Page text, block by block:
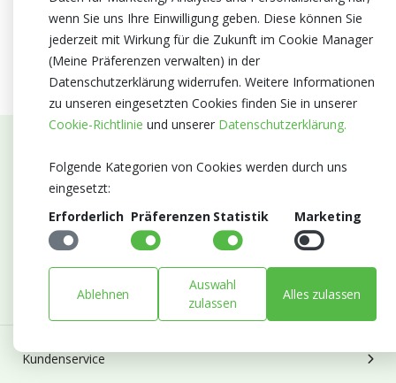
Abonnieren Sie unseren Newsletter
Bleiben Sie auf dem Laufenden mit Neuigkeiten und
Entwicklungen von Blumengroßhandel Heyl
Kundenservice
wenn Sie uns Ihre Einwilligung geben. Diese können Sie
jederzeit mit Wirkung für die Zukunft im Cookie Manager
(Meine Präferenzen verwalten) in der
Datenschutzerklärung widerrufen. Weitere Informationen
zu unseren eingesetzten Cookies finden Sie in unserer
Cookie-Richtlinie und unserer Datenschutzerklärung.
Folgende Kategorien von Cookies werden durch uns
eingesetzt:
Erforderlich Präferenzen Statistik Marketing
Ablehnen
Auswahl
zulassen
Alles zulassen